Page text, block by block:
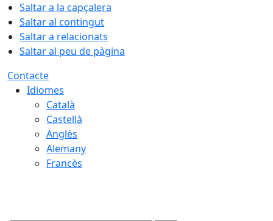
Saltar a la capçalera
Saltar al contingut
Saltar a relacionats
Saltar al peu de pàgina
Contacte
Idiomes
Català
Castellà
Anglès
Alemany
Francès